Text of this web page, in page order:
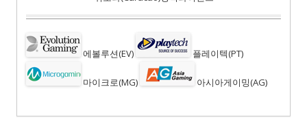
에볼루션(EV) 플레이텍(PT)
마이크로(MG) 아시아게이밍(AG)